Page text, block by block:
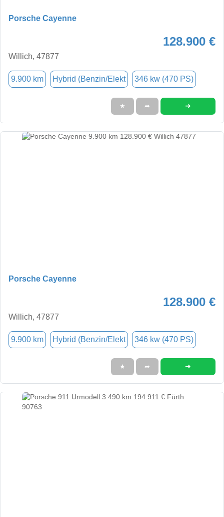
Porsche Cayenne
128.900 €
Willich, 47877
9.900 km Hybrid (Benzin/Elekt 346 kw (470 PS)
★ ➦ ➜
Porsche Cayenne
128.900 €
Willich, 47877
9.900 km Hybrid (Benzin/Elekt 346 kw (470 PS)
★ ➦ ➜